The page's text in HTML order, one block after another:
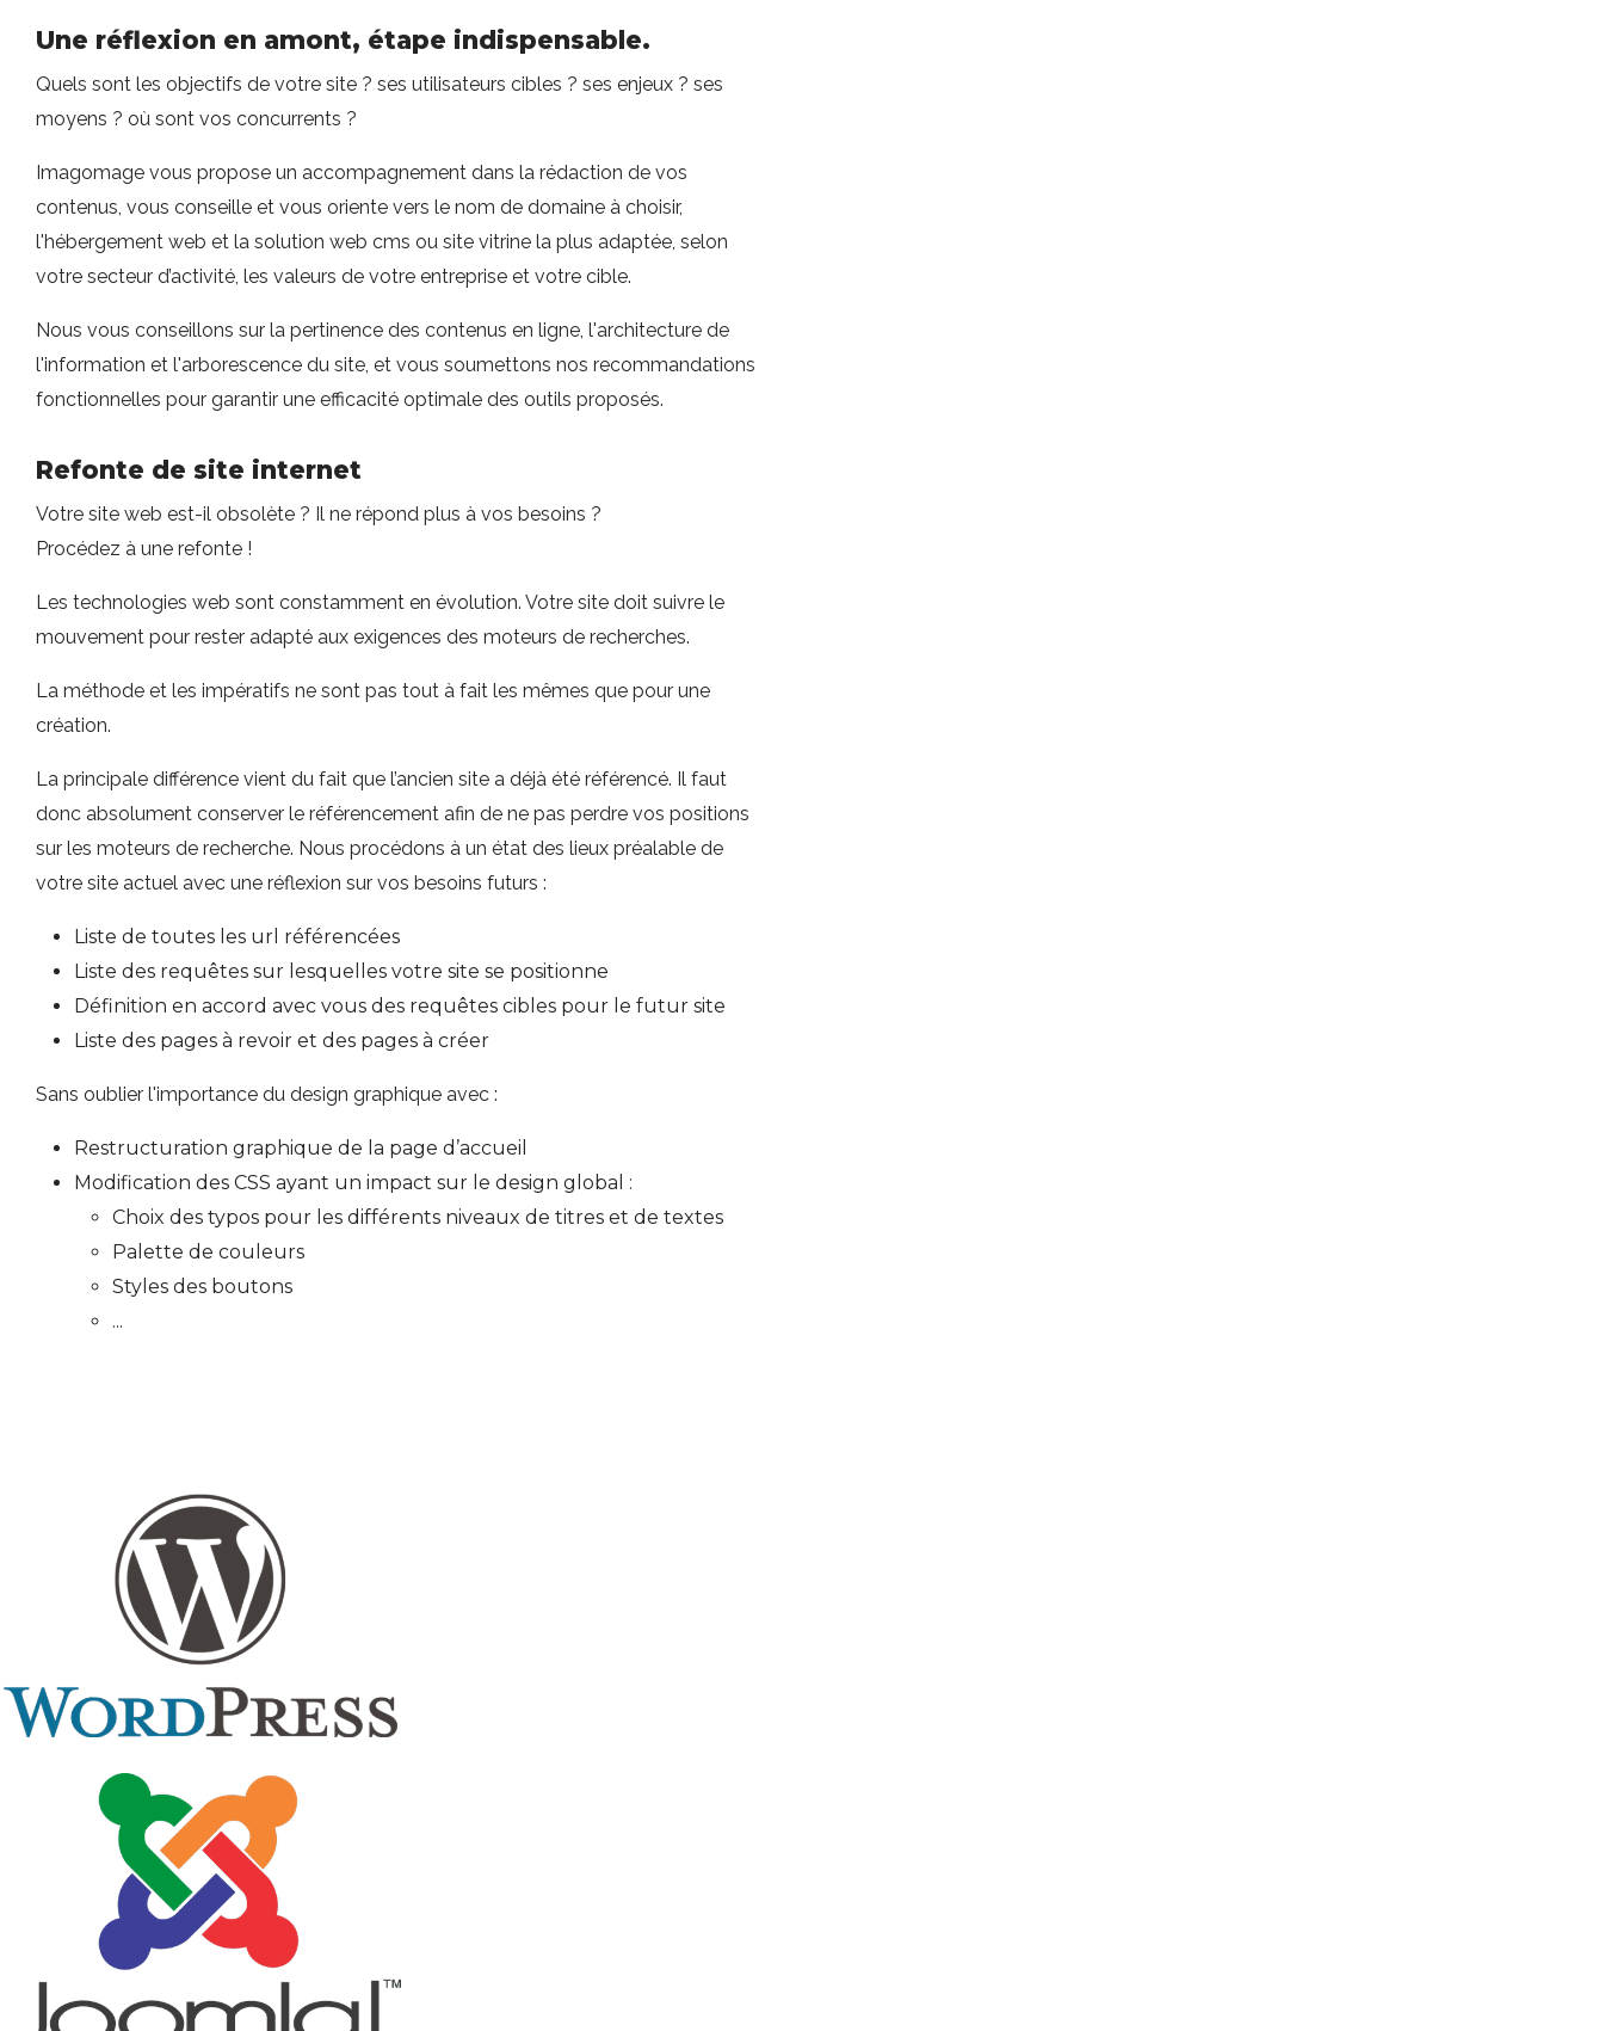
Une réflexion en amont, étape indispensable.
Quels sont les objectifs de votre site ? ses utilisateurs cibles ? ses enjeux ? ses
moyens ? où sont vos concurrents ?
Imagomage vous propose un accompagnement dans la rédaction de vos
contenus, vous conseille et vous oriente vers le nom de domaine à choisir,
l'hébergement web et la solution web cms ou site vitrine la plus adaptée, selon
votre secteur d’activité, les valeurs de votre entreprise et votre cible.
Nous vous conseillons sur la pertinence des contenus en ligne, l'architecture de
l'information et l'arborescence du site, et vous soumettons nos recommandations
fonctionnelles pour garantir une efficacité optimale des outils proposés.
Refonte de site internet
Votre site web est-il obsolète ? Il ne répond plus à vos besoins ?
Procédez à une refonte !
Les technologies web sont constamment en évolution. Votre site doit suivre le
mouvement pour rester adapté aux exigences des moteurs de recherches.
La méthode et les impératifs ne sont pas tout à fait les mêmes que pour une
création.
La principale différence vient du fait que l’ancien site a déjà été référencé. Il faut
donc absolument conserver le référencement afin de ne pas perdre vos positions
sur les moteurs de recherche. Nous procédons à un état des lieux préalable de
votre site actuel avec une réflexion sur vos besoins futurs :
Liste de toutes les url référencées
Liste des requêtes sur lesquelles votre site se positionne
Définition en accord avec vous des requêtes cibles pour le futur site
Liste des pages à revoir et des pages à créer
Sans oublier l'importance du design graphique avec :
Restructuration graphique de la page d’accueil
Modification des CSS ayant un impact sur le design global :
Choix des typos pour les différents niveaux de titres et de textes
Palette de couleurs
Styles des boutons
...